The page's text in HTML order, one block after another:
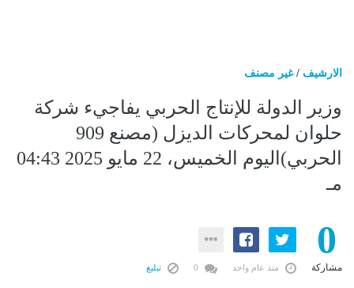
الارشيف /غير مصنف
وزير الدولة للإنتاج الحربي يفاجيء شركة
حلوان لمحركات الديزل (مصنع 909
الحربي)اليوم الخميس، 22 مايو 2025 04:43
مـ
0
مشاركة منذ عام واحد تبليغ